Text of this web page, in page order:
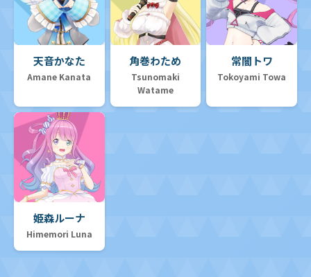
天音かなた
Amane Kanata
角巻わため
Tsunomaki
Watame
常闇トワ
Tokoyami Towa
姫森ルーナ
Himemori Luna